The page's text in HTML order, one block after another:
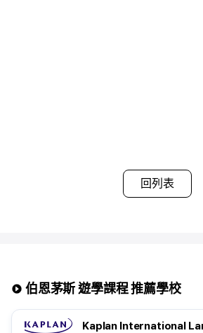
回列表
伯恩茅斯 遊學課程 推薦學校
Kaplan International